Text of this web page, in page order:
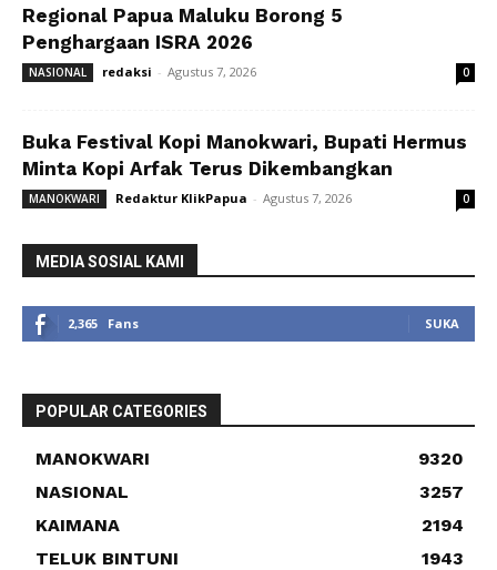
Regional Papua Maluku Borong 5
Penghargaan ISRA 2026
NASIONAL redaksi - Agustus 7, 2026 0
Buka Festival Kopi Manokwari, Bupati Hermus
Minta Kopi Arfak Terus Dikembangkan
MANOKWARI Redaktur KlikPapua - Agustus 7, 2026 0
MEDIA SOSIAL KAMI
2,365 Fans SUKA
POPULAR CATEGORIES
MANOKWARI
9320
NASIONAL
3257
KAIMANA
2194
TELUK BINTUNI
1943